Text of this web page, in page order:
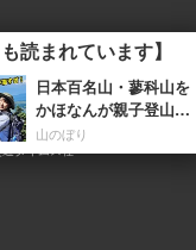
タイムス社